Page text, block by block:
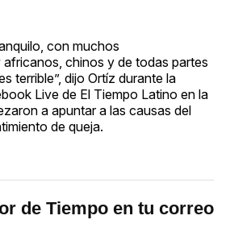
con muchos
chinos y de todas partes
terrible”, dijo Ortíz durante la
Live de El Tiempo Latino en la
a apuntar a las causas del
de queja.
de Tiempo en tu correo